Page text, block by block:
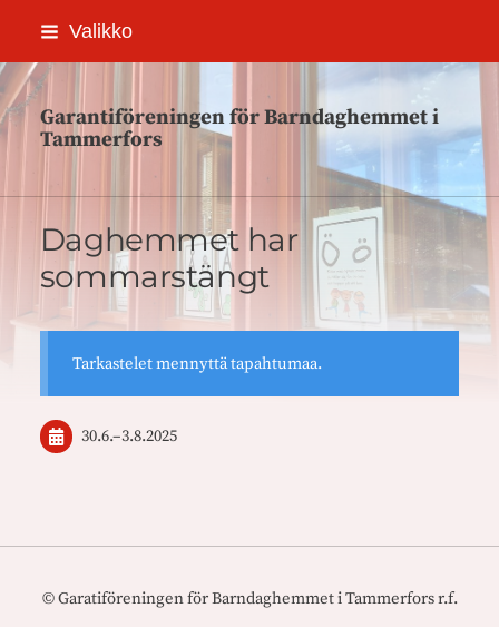
Siirry
sisältöön
Valikko
Garantiföreningen för Barndaghemmet i
Tammerfors
Daghemmet har
sommarstängt
Tarkastelet mennyttä tapahtumaa.
30.6.–3.8.2025
©Garatiföreningen för Barndaghemmet i Tammerfors r.f.